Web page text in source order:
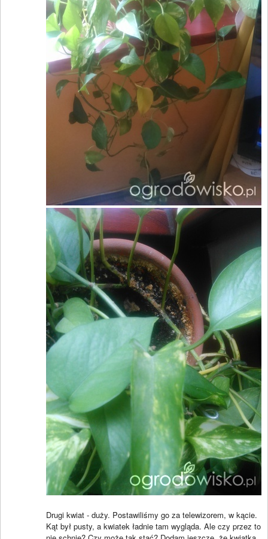
Drugi kwiat - duży. Postawiliśmy go za telewizorem, w kącie.
Kąt był pusty, a kwiatek ładnie tam wygląda. Ale czy przez to